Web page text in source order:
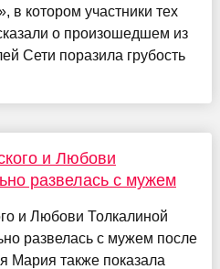
котором участники тех
о произошедшем из
Сети поразила грубость
и Любови
развелась с мужем
и Любови Толкалиной
развелась с мужем после
Мария также показала